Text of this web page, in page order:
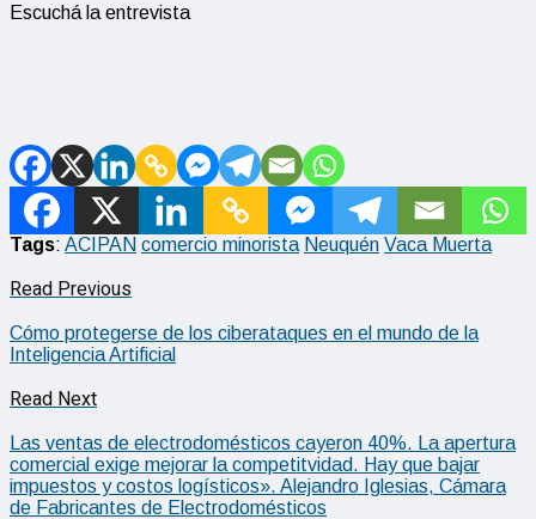
Escuchá la entrevista
Tags: ACIPAN comercio minorista Neuquén Vaca Muerta
Read Previous
Cómo protegerse de los ciberataques en el mundo de la
Inteligencia Artificial
Read Next
Las ventas de electrodomésticos cayeron 40%. La apertura
comercial exige mejorar la competitvidad. Hay que bajar
impuestos y costos logísticos». Alejandro Iglesias, Cámara
de Fabricantes de Electrodomésticos